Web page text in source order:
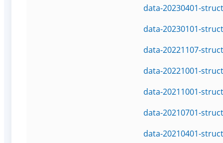
data-20230401-
data-20230101-
data-20221107-
data-20221001-
data-20211001-
data-20210701-
data-20210401-